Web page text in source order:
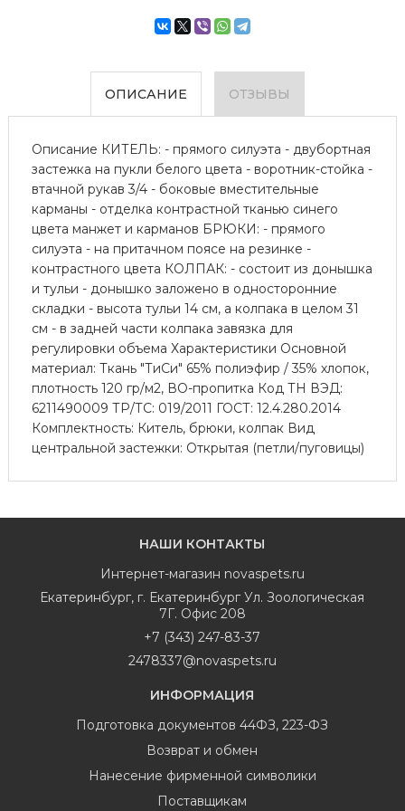
ОПИСАНИЕ ОТЗЫВЫ
Описание КИТЕЛЬ: - прямого силуэта - двубортная
застежка на пукли белого цвета - воротник-стойка -
втачной рукав 3/4 - боковые вместительные
карманы - отделка контрастной тканью синего
цвета манжет и карманов БРЮКИ: - прямого
силуэта - на притачном поясе на резинке -
контрастного цвета КОЛПАК: - состоит из донышка
и тульи - донышко заложено в односторонние
складки - высота тульи 14 см, а колпака в целом 31
см - в задней части колпака завязка для
регулировки объема Характеристики Основной
материал: Ткань "ТиСи" 65% полиэфир / 35% хлопок,
плотность 120 гр/м2, ВО-пропитка Код ТН ВЭД:
6211490009 ТР/ТС: 019/2011 ГОСТ: 12.4.280.2014
Комплектность: Китель, брюки, колпак Вид
центральной застежки: Открытая (петли/пуговицы)
НАШИ КОНТАКТЫ
Интернет-магазин novaspets.ru
Екатеринбург, г. Екатеринбург Ул. Зоологическая
7Г. Офис 208
+7 (343) 247-83-37
2478337@novaspets.ru
ИНФОРМАЦИЯ
Подготовка документов 44ФЗ, 223-ФЗ
Возврат и обмен
Нанесение фирменной символики
Поставщикам